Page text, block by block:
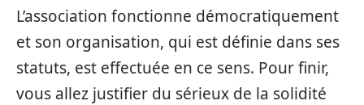
L’association fonctionne démocratiquement
et son organisation, qui est définie dans ses
statuts, est effectuée en ce sens. Pour finir,
vous allez justifier du sérieux de la solidité